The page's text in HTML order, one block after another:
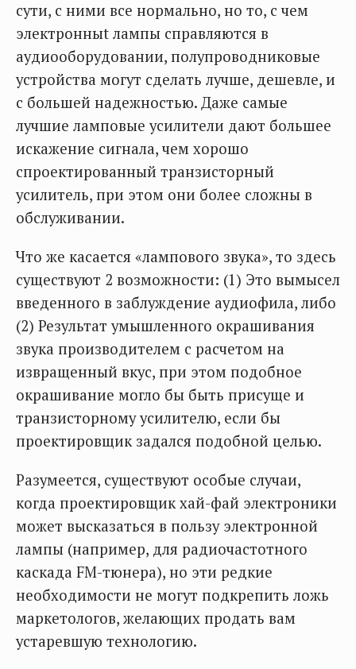
сути, с ними все нормально, но то, с чем
электронныt лампы справляются в
аудиооборудовании, полупроводниковые
устройства могут сделать лучше, дешевле, и
с большей надежностью. Даже самые
лучшие ламповые усилители дают большее
искажение сигнала, чем хорошо
спроектированный транзисторный
усилитель, при этом они более сложны в
обслуживании.
Что же касается «лампового звука», то здесь
существуют 2 возможности: (1) Это вымысел
введенного в заблуждение аудиофила, либо
(2) Результат умышленного окрашивания
звука производителем с расчетом на
извращенный вкус, при этом подобное
окрашивание могло бы быть присуще и
транзисторному усилителю, если бы
проектировщик задался подобной целью.
Разумеется, существуют особые случаи,
когда проектировщик хай-фай электроники
может высказаться в пользу электронной
лампы (например, для радиочастотного
каскада FM-тюнера), но эти редкие
необходимости не могут подкрепить ложь
маркетологов, желающих продать вам
устаревшую технологию.